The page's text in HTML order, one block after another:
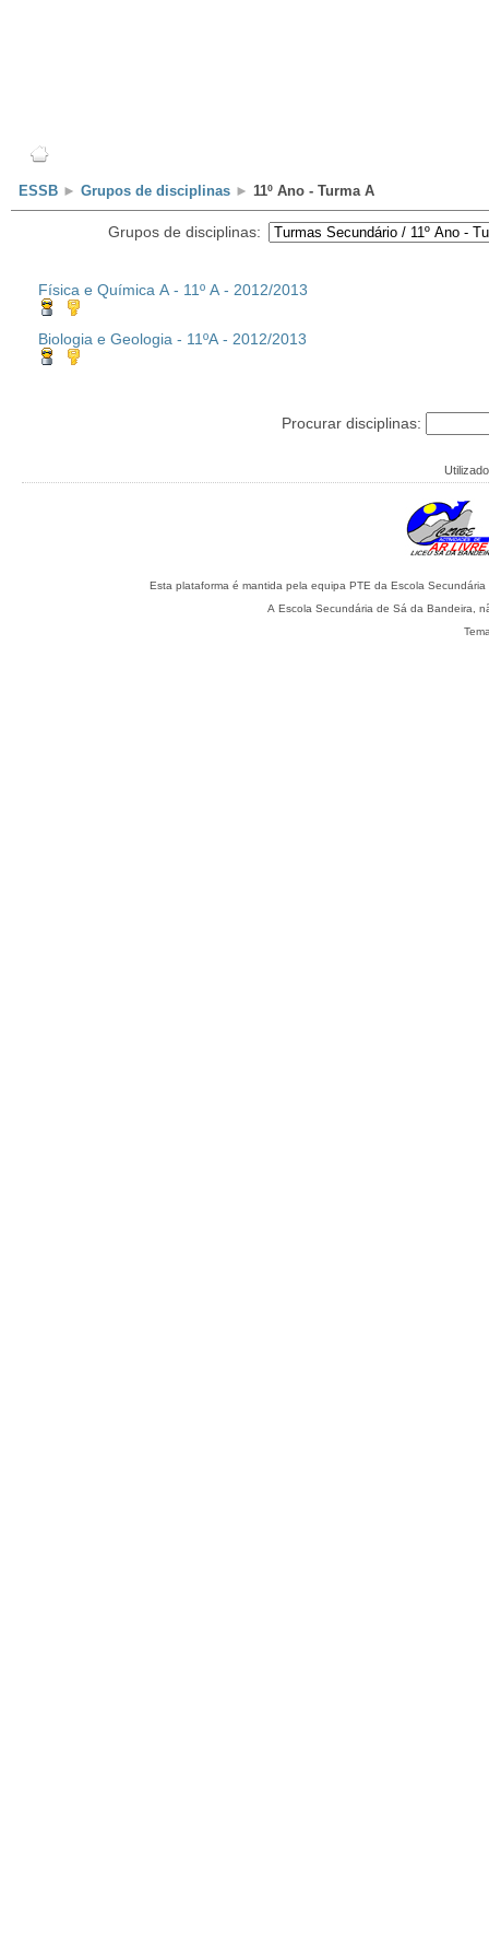
ESSB ► Grupos de disciplinas ► 11º Ano - Turma A
Grupos de disciplinas:
Física e Química A - 11º A - 2012/2013
Biologia e Geologia - 11ºA - 2012/2013
Procurar disciplinas:
A Escola Secundária de Sá da Bandeira,